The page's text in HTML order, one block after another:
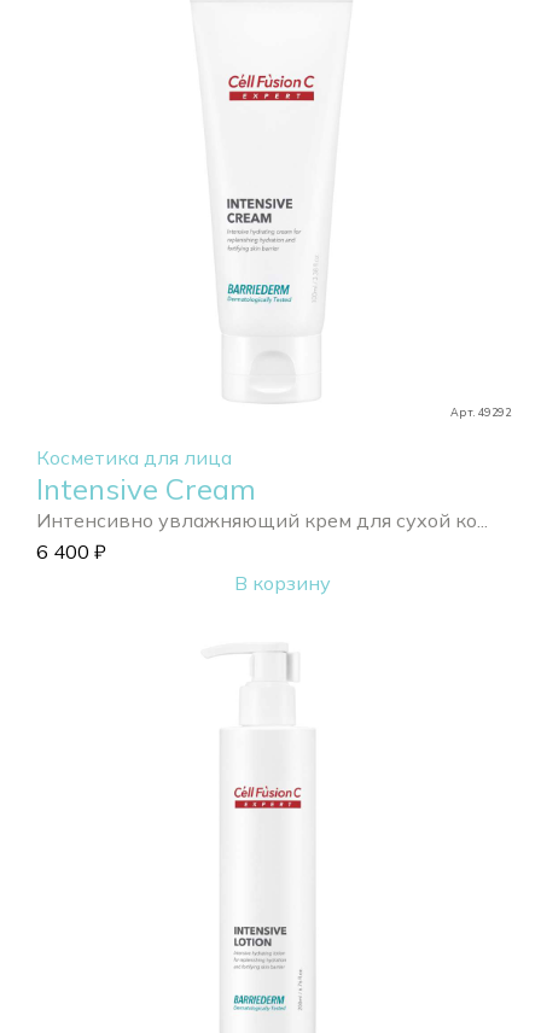
Арт. 49292
Косметика для лица
Intensive Cream
Интенсивно увлажняющий крем для сухой ко...
6 400 ₽
В корзину